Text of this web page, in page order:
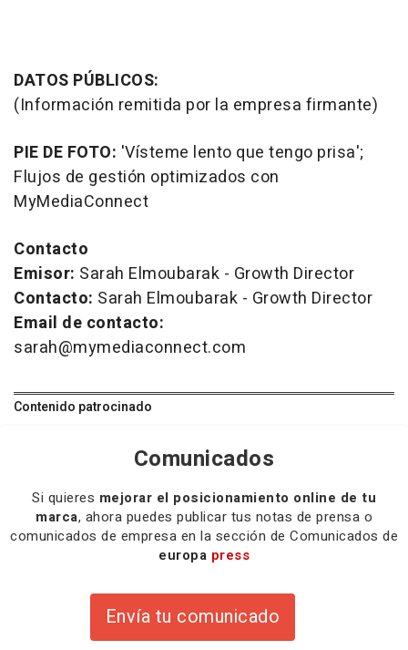
DATOS PÚBLICOS:
(Información remitida por la empresa firmante)
PIE DE FOTO: 'Vísteme lento que tengo prisa';
Flujos de gestión optimizados con
MyMediaConnect
Contacto
Emisor: Sarah Elmoubarak - Growth Director
Contacto: Sarah Elmoubarak - Growth Director
Email de contacto:
sarah@mymediaconnect.com
Contenido patrocinado
Comunicados
Si quieres mejorar el posicionamiento online de tu
marca, ahora puedes publicar tus notas de prensa o
comunicados de empresa en la sección de Comunicados de
europa press
Envía tu comunicado